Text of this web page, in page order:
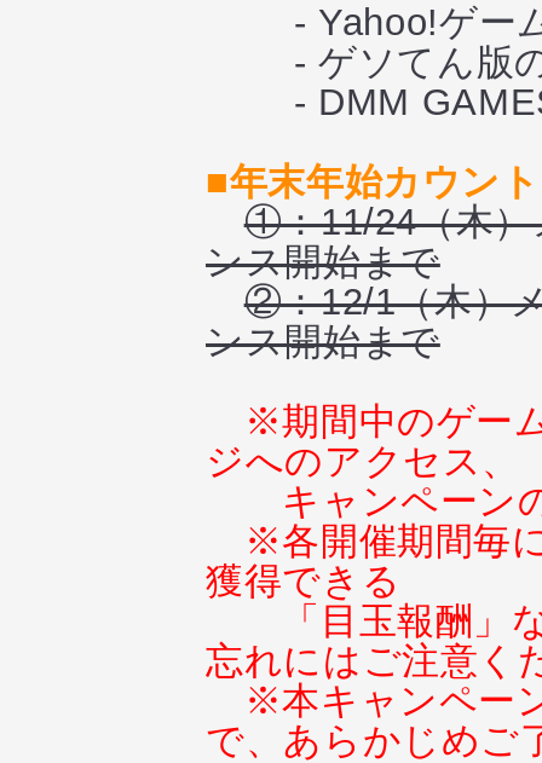
- Yahoo!ゲーム
- ゲソてん版の
- DMM GAMES
■年末年始カウン
①：11/24（木）
ンス開始まで
②：12/1（木）
ンス開始まで
※期間中のゲー
ジへのアクセス、
キャンペーン
※各開催期間毎
獲得できる
「目玉報酬
忘れにはご注意く
※本キャンペー
で、あらかじめご